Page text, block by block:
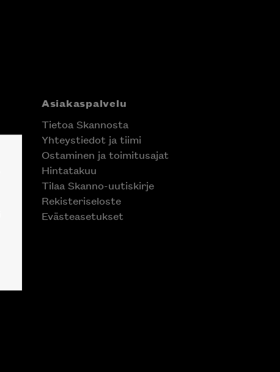
Asiakaspalvelu
Tietoa Skannosta
Yhteystiedot ja tiimi
Ostaminen ja toimitusajat
Hintatakuu
Tilaa Skanno-uutiskirje
Rekisteriseloste
Evästeasetukset